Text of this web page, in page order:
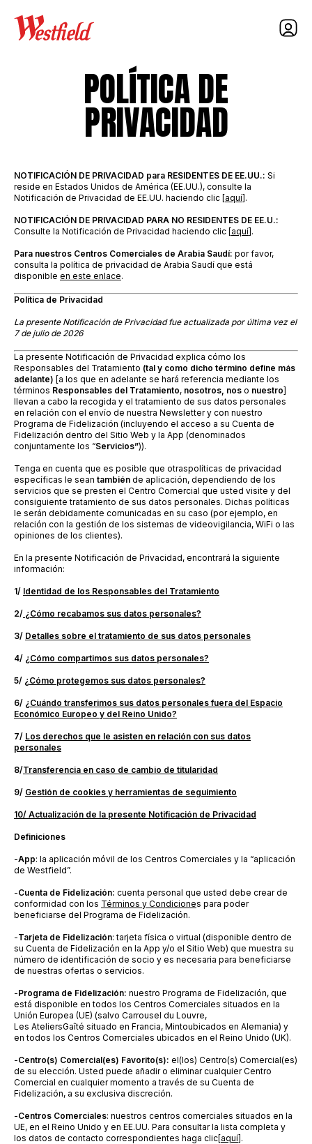
POLÍTICA DE
PRIVACIDAD
NOTIFICACIÓN DE PRIVACIDAD para RESIDENTES DE EE.UU.: Si
reside en Estados Unidos de América (EE.UU.), consulte la
Notificación de Privacidad de EE.UU. haciendo clic [aquí].
NOTIFICACIÓN DE PRIVACIDAD PARA NO RESIDENTES DE EE.U.:
Consulte la Notificación de Privacidad haciendo clic [aquí].
Para nuestros Centros Comerciales de Arabia Saudí: por favor,
consulta la política de privacidad de Arabia Saudí que está
disponible en este enlace.
Política de Privacidad
La presente Notificación de Privacidad fue actualizada por última vez el
7 de julio de 2026
La presente Notificación de Privacidad explica cómo los
Responsables del Tratamiento (tal y como dicho término define más
adelante) [a los que en adelante se hará referencia mediante los
términos Responsables del Tratamiento, nosotros, nos o nuestro]
llevan a cabo la recogida y eltratamiento de sus datos personales
en relación con el envío de nuestra Newsletter y con nuestro
Programa de Fidelización (incluyendo el acceso a su Cuenta de
Fidelización dentro del Sitio Web y la App (denominados
conjuntamente los “Servicios”)).
Tenga en cuenta que es posible que otraspolíticas de privacidad
específicas le sean también de aplicación, dependiendo de los
servicios que se presten el Centro Comercial que usted visite y del
consiguiente tratamiento de sus datos personales. Dichas políticas
le serán debidamente comunicadas en su caso (por ejemplo, en
relación con la gestión de los sistemas de videovigilancia, WiFi o las
opiniones de los clientes).
En la presente Notificación de Privacidad, encontrará la siguiente
información:
1/ Identidad de los Responsables del Tratamiento
2/ ¿ Cómo recabamos sus datos personales?
3/ Detalles sobre el tratamiento de sus datos personales
4/ ¿ Cómo compartimos sus datos personales?
5/ ¿Cómo protegemos sus datos personales?
6/ ¿Cuándo transferimos sus datos personales fuera del Espacio
Económico Europeo y del Reino Unido?
7/ Los derechos que le asisten en relación con sus datos
personales
8/Transferencia en caso de cambio de titularidad
9/ Gestión de cookies y herramientas de seguimiento
10/ Actualización de la presente Notificación de Privacidad
Definiciones
-App: la aplicación móvil de los Centros Comerciales y la “aplicación
de Westfield”.
-Cuenta de Fidelización: cuenta personal que usted debe crear de
conformidad con los Términos y Condiciones para poder
beneficiarse del Programa de Fidelización.
-Tarjeta de Fidelización: tarjeta física o virtual (disponible dentro de
su Cuenta de Fidelización en la App y/o el Sitio Web) que muestra su
número de identificación de socio y es necesaria para beneficiarse
de nuestras ofertas o servicios.
-Programa de Fidelización: nuestro Programa de Fidelización, que
está disponible en todos los Centros Comerciales situados en la
Unión Europea (UE) (salvo Carrousel du Louvre,
Les AteliersGaîté situado en Francia, Mintoubicados en Alemania) y
en todos los Centros Comerciales ubicados en el Reino Unido (UK).
-Centro(s) Comercial(es) Favorito(s): el(los) Centro(s) Comercial(es)
de su elección. Usted puede añadir o eliminar cualquier Centro
Comercial en cualquier momento a través de su Cuenta de
Fidelización, a su exclusiva discreción.
-Centros Comerciales: nuestros centros comerciales situados en la
UE, en el Reino Unido y en EE.UU. Para consultar la lista completa y
los datos de contacto correspondientes haga clic[aquí] .